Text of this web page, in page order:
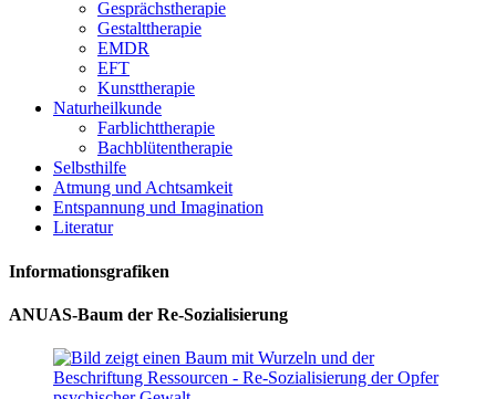
Gesprächstherapie
Gestalttherapie
EMDR
EFT
Kunsttherapie
Naturheilkunde
Farblichttherapie
Bachblütentherapie
Selbsthilfe
Atmung und Achtsamkeit
Entspannung und Imagination
Literatur
Informationsgrafiken
ANUAS-Baum der Re-Sozialisierung